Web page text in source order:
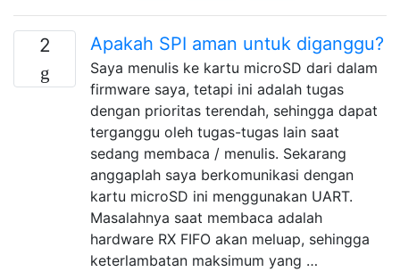
2 Apakah SPI aman untuk diganggu?
Saya menulis ke kartu microSD dari dalam
firmware saya, tetapi ini adalah tugas
dengan prioritas terendah, sehingga dapat
terganggu oleh tugas-tugas lain saat
sedang membaca / menulis. Sekarang
anggaplah saya berkomunikasi dengan
kartu microSD ini menggunakan UART.
Masalahnya saat membaca adalah
hardware RX FIFO akan meluap, sehingga
keterlambatan maksimum yang …